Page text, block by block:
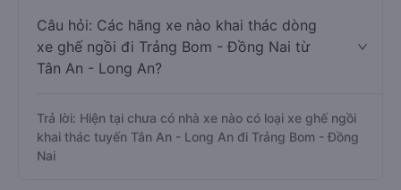
Câu hỏi: Các hãng xe nào khai thác dòng
xe ghế ngồi đi Trảng Bom - Đồng Nai từ
Tân An - Long An?
Trả lời: Hiện tại chưa có nhà xe nào có loại xe ghế ngồi
khai thác tuyến Tân An - Long An đi Trảng Bom - Đồng
Nai